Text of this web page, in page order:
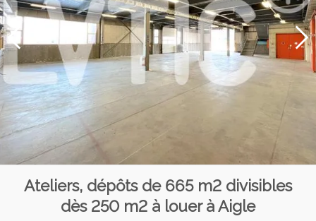
Ateliers, dépôts de 665 m2 divisibles
dès 250 m2 à louer à Aigle